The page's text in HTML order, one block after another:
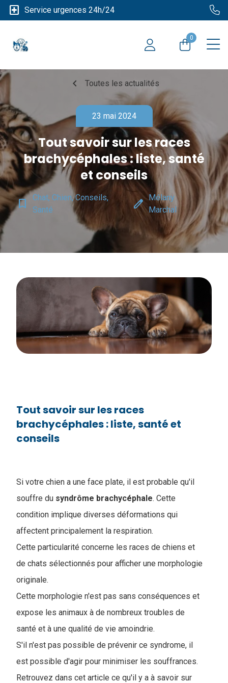
local_hospital Service urgences 24h/24
0
chevron_left Toutes les actualités
23 mai 2024
Tout savoir sur les races
brachycéphales : liste, santé
et conseils
bookmark_border
Chat, Chien, Conseils,
Santé
edit Mélany
Marchal
Tout savoir sur les races
brachycéphales : liste, santé et
conseils
Si votre chien a une face plate, il est probable qu'il
souffre du syndrôme brachycéphale. Cette
condition implique diverses déformations qui
affectent principalement la respiration.
Cette particularité concerne les races de chiens et
de chats sélectionnés pour afficher une morphologie
originale.
Cette morphologie n'est pas sans conséquences et
expose les animaux à de nombreux troubles de
santé et à une qualité de vie amoindrie.
S'il n'est pas possible de prévenir ce syndrome, il
est possible d'agir pour minimiser les souffrances.
Retrouvez dans cet article ce qu'il y a à savoir sur